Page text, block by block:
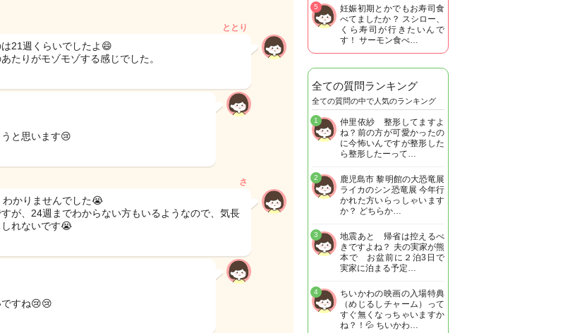
ととり
21週くらいでしたよ😄
たりがモゾモゾする感じでした。
と思います😢
さ
かりませんでした😭
が、24週までわからない方もいるようなので、気長
れないです😭
すね😢😢
妊娠初期とかでもお寿司食
べてましたか？ スシロー、
くら寿司が行きたいんで
す！ サーモン食べ…
5
全ての質問ランキング
全ての質問の中で人気のランキング
仲里依紗 整形してますよ
ね？前の方が可愛かったの
に今怖いんですが整形した
ら整形したーって…
1
鹿児島市 黎明館の大恐竜展
ライカのシン恐竜展 今年行
かれた方いらっしゃいます
か？ どちらか…
2
地震あと 帰省は控えるべ
きですよね？ 夫の実家が熊
本で お盆前に２泊3日で
実家に泊まる予定…
3
ちいかわの映画の入場特典
（めじるしチャーム）って
すぐ無くなっちゃいますか
ね？！💦 ちいかわ…
4